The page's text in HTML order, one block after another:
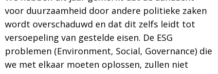
voor duurzaamheid door andere politieke zaken
wordt overschaduwd en dat dit zelfs leidt tot
versoepeling van gestelde eisen. De ESG
problemen (Environment, Social, Governance) die
we met elkaar moeten oplossen, zullen niet